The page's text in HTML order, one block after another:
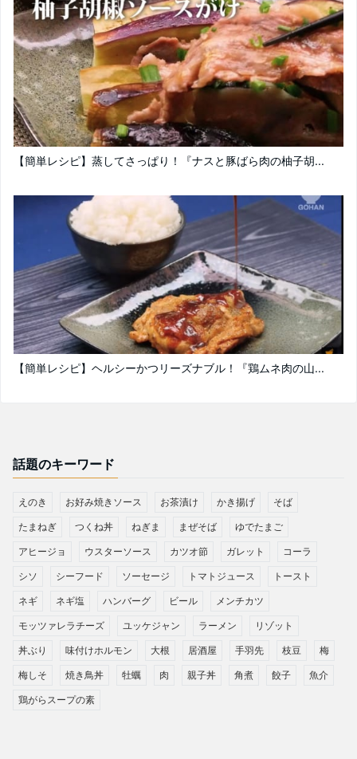
【簡単レシピ】蒸してさっぱり！『ナスと豚ばら肉の柚子胡...
【簡単レシピ】ヘルシーかつリーズナブル！『鶏ムネ肉の山...
話題のキーワード
えのき お好み焼きソース お茶漬け かき揚げ そば
たまねぎ つくね丼 ねぎま まぜそば ゆでたまご
アヒージョ ウスターソース カツオ節 ガレット コーラ
シソ シーフード ソーセージ トマトジュース トースト
ネギ ネギ塩 ハンバーグ ビール メンチカツ
モッツァレラチーズ ユッケジャン ラーメン リゾット
丼ぶり 味付けホルモン 大根 居酒屋 手羽先 枝豆 梅
梅しそ 焼き鳥丼 牡蠣 肉 親子丼 角煮 餃子 魚介
鶏がらスープの素